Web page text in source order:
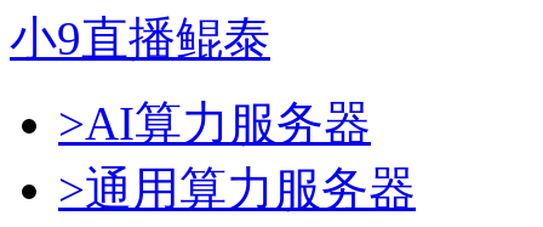
小9直播鲲泰
>AI算力服务器
>通用算力服务器